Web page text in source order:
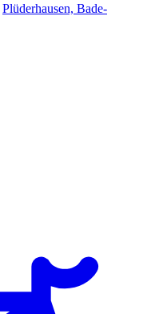
Plüderhausen, Bade-